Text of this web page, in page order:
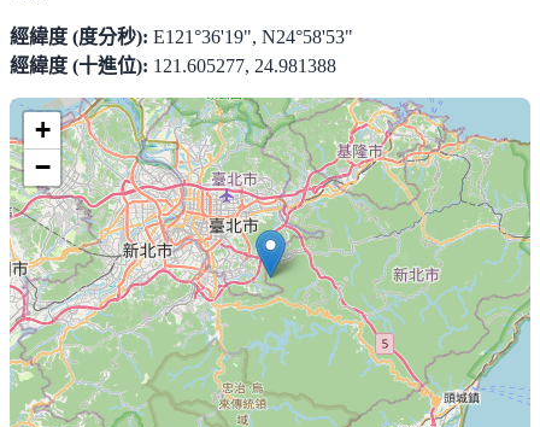
經緯度 (度分秒): E121°36'19", N24°58'53"
經緯度 (十進位): 121.605277, 24.981388
+
−